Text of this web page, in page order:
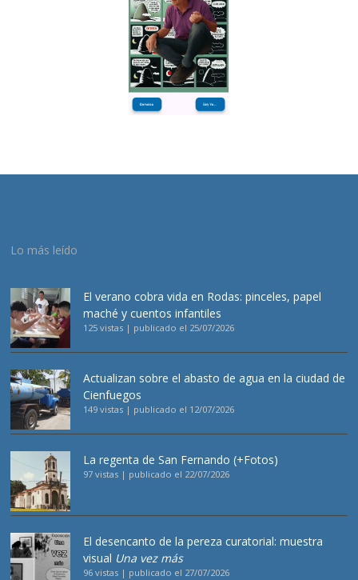
Lo más leído
El verano cobra vida en Rodas: pinceles, papel
maché y cuentos infantiles
125 vistas | publicado el 25/07/2026
Actualizan sobre el abasto de agua en la ciudad de
Cienfuegos
149 vistas | publicado el 12/07/2026
La regenta de San Fernando (+Fotos)
97 vistas | publicado el 22/07/2026
El desencanto de la pereza curatorial: muestra
visual Una vez más
96 vistas | publicado el 27/07/2026